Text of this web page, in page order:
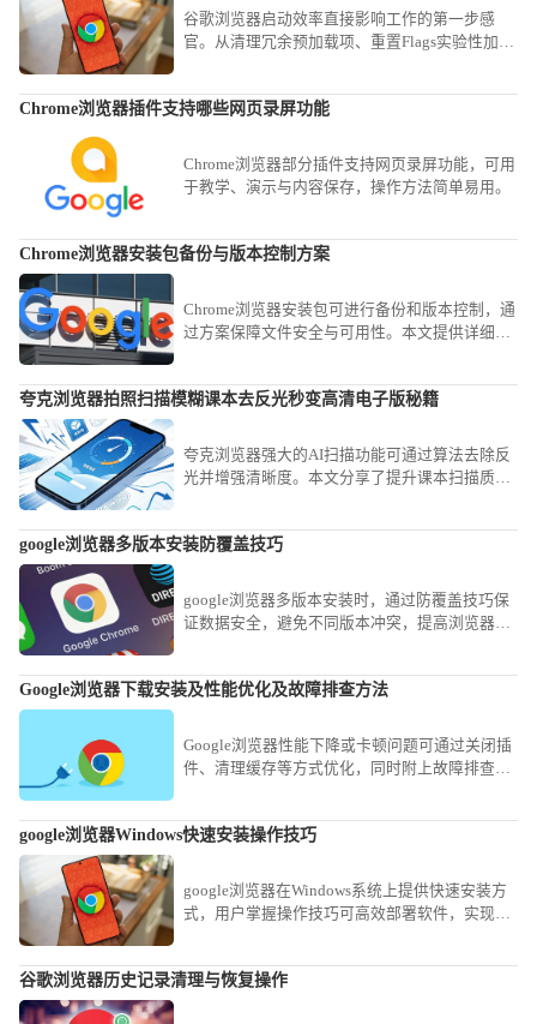
谷歌浏览器启动效率直接影响工作的第一步感
官。从清理冗余预加载项、重置Flags实验性加速
在有效降低系统资源占用的同时，让每一次开启
Chrome浏览器插件支持哪些网页录屏功能
Chrome浏览器部分插件支持网页录屏功能，可用
于教学、演示与内容保存，操作方法简单易用。
Chrome浏览器安装包备份与版本控制方案
Chrome浏览器安装包可进行备份和版本控制，通
过方案保障文件安全与可用性。本文提供详细操
夸克浏览器拍照扫描模糊课本去反光秒变高清电子版秘籍
夸克浏览器强大的AI扫描功能可通过算法去除反
光并增强清晰度。本文分享了提升课本扫描质量
google浏览器多版本安装防覆盖技巧
google浏览器多版本安装时，通过防覆盖技巧保
证数据安全，避免不同版本冲突，提高浏览器功
Google浏览器下载安装及性能优化及故障排查方法
Google浏览器性能下降或卡顿问题可通过关闭插
件、清理缓存等方式优化，同时附上故障排查建
google浏览器Windows快速安装操作技巧
google浏览器在Windows系统上提供快速安装方
式，用户掌握操作技巧可高效部署软件，实现浏
谷歌浏览器历史记录清理与恢复操作